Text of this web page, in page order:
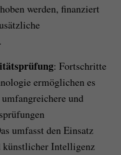
werden, finanziert
: Fortschritte
ermöglichen es
und
umfasst den Einsatz
künstlicher Intelligenz